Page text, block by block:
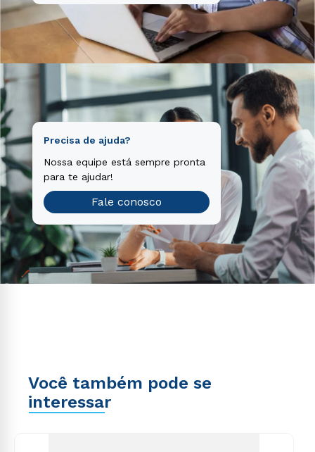
Precisa de ajuda?
Nossa equipe está sempre pronta
para te ajudar!
Fale conosco
Você também pode se
interessar